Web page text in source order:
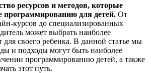
ресурсов и методов, которые
программированию для детей. От
курсов до специализированных
может выбрать наиболее
своего ребенка. В данной статье мы
и подходы могут быть наиболее
программированию детей, а также
этот путь.